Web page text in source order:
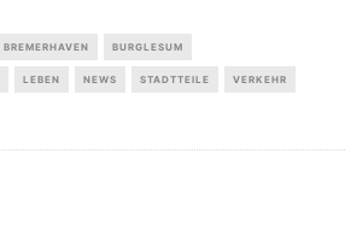
BREMERHAVEN BURGLESUM
LEBEN NEWS STADTTEILE VERKEHR